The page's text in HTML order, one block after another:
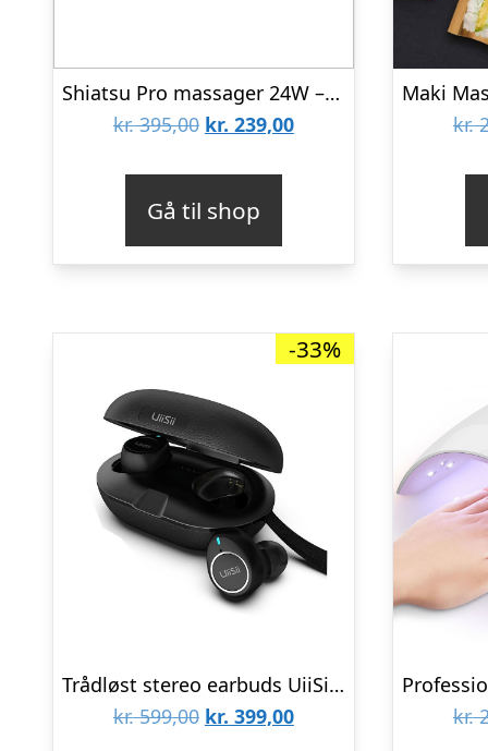
Shiatsu Pro massager 24W – massagepude
kr.395,00 Den
var:
kr. 395,00.
kr. 239,00Den
kr. 239,00.
Gå til shop
kr.
-33%
Trådløst stereo earbuds UiiSii TWS60
kr.599,00 Den
kr. 399,00Den
kr.